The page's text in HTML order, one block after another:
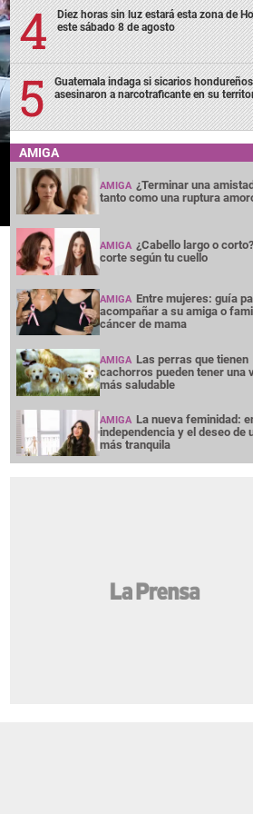
Diez horas sin luz estará esta zona de
este sábado 8 de agosto
Guatemala indaga si sicarios hondureños
asesinaron a narcotraficante en su
AMIGA
AMIGA ¿Terminar una
tanto como una ruptura
AMIGA ¿Cabello largo o
corte según tu cuello
AMIGA Entre mujeres: guía
acompañar a su amiga o
cáncer de mama
AMIGA Las perras que tienen
cachorros pueden tener una
más saludable
AMIGA La nueva feminidad:
independencia y el deseo de
más tranquila